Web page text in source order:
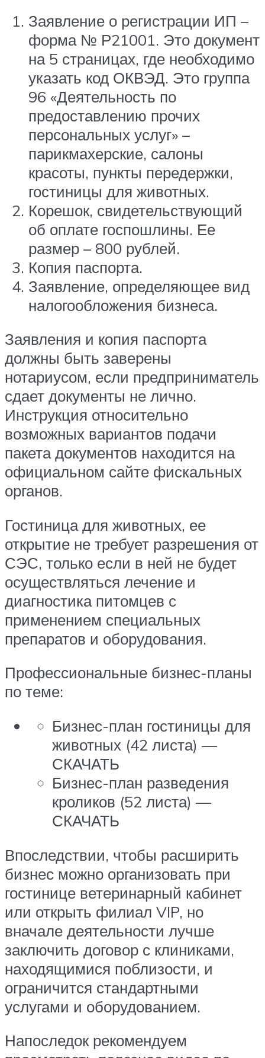
Заявление о регистрации ИП –
форма № Р21001. Это документ
на 5 страницах, где необходимо
указать код ОКВЭД. Это группа
96 «Деятельность по
предоставлению прочих
персональных услуг» –
парикмахерские, салоны
красоты, пункты передержки,
гостиницы для животных.
Корешок, свидетельствующий
об оплате госпошлины. Ее
размер – 800 рублей.
Копия паспорта.
Заявление, определяющее вид
налогообложения бизнеса.
Заявления и копия паспорта
должны быть заверены
нотариусом, если предприниматель
сдает документы не лично.
Инструкция относительно
возможных вариантов подачи
пакета документов находится на
официальном сайте фискальных
органов.
Гостиница для животных, ее
открытие не требует разрешения от
СЭС, только если в ней не будет
осуществляться лечение и
диагностика питомцев с
применением специальных
препаратов и оборудования.
Профессиональные бизнес-планы
по теме:
Бизнес-план гостиницы для
животных (42 листа) —
СКАЧАТЬ
Бизнес-план разведения
кроликов (52 листа) —
СКАЧАТЬ
Впоследствии, чтобы расширить
бизнес можно организовать при
гостинице ветеринарный кабинет
или открыть филиал VIP, но
вначале деятельности лучше
заключить договор с клиниками,
находящимися поблизости, и
ограничится стандартными
услугами и оборудованием.
Напоследок рекомендуем